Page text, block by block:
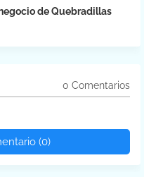
de Quebradillas
0 Comentarios
(0)